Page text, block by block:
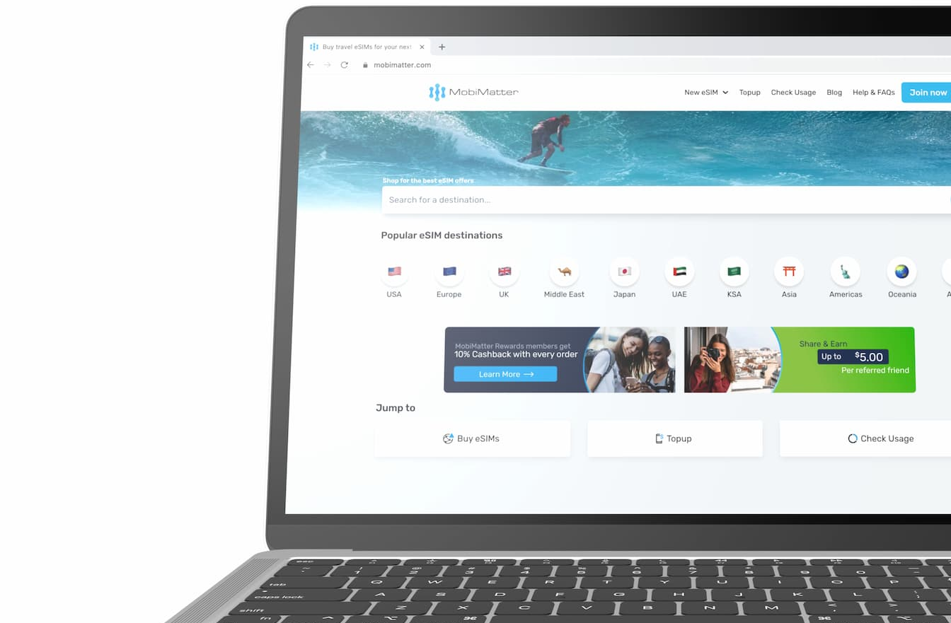
Voir les détails
Global Special 2 GB
10,49 $US
5,25 $US /GB
Europe Asia and USA 5 GB
2,30 $US
/GB
11,49 $US
79 pays
Voir les détails
Europe Asia and USA 5 GB
30 jours
11,49 $US
2,30 $US
/GB
79 pays
Détails
Global Special 3 GB
30 jours
5,16 $US
/GB
15,49 $US
129 pays
Voir les détails
Global Special 3 GB
30 jours
15,49 $US
5,16 $US
/GB
129 pays
Détails
Best World 3 GB
3GB
30 jours
6,33 $US/GB
18,99 $US
173 pays